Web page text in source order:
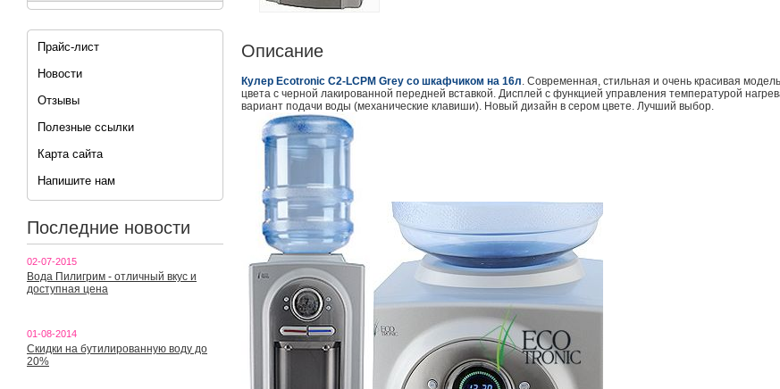
Прайс-лист
Новости
Отзывы
Полезные ссылки
Карта сайта
Напишите нам
Последние новости
02-07-2015
Вода Пилигрим - отличный вкус и
доступная цена
01-08-2014
Скидки на бутилированную воду до
20%
Описание
Кулер Ecotronic C2-LCPM Grey со шкафчиком на 16л. Современная, стильная и очень красивая
цвета с черной лакированной передней вставкой. Дисплей с функцией управления температурой
вариант подачи воды (механические клавиши). Новый дизайн в сером цвете. Лучший выбор.